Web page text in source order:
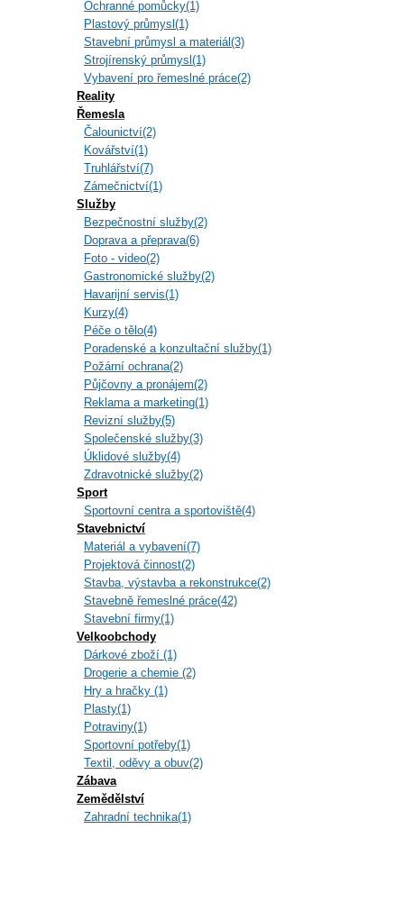
Ochranné pomůcky(1)
Plastový průmysl(1)
Stavební průmysl a materiál(3)
Strojírenský průmysl(1)
Vybavení pro řemeslné práce(2)
Reality
Řemesla
Čalounictví(2)
Kovářství(1)
Truhlářství(7)
Zámečnictví(1)
Služby
Bezpečnostní služby(2)
Doprava a přeprava(6)
Foto - video(2)
Gastronomické služby(2)
Havarijní servis(1)
Kurzy(4)
Péče o tělo(4)
Poradenské a konzultační služby(1)
Požární ochrana(2)
Půjčovny a pronájem(2)
Reklama a marketing(1)
Revizní služby(5)
Společenské služby(3)
Úklidové služby(4)
Zdravotnické služby(2)
Sport
Sportovní centra a sportoviště(4)
Stavebnictví
Materiál a vybavení(7)
Projektová činnost(2)
Stavba, výstavba a rekonstrukce(2)
Stavebně řemeslné práce(42)
Stavební firmy(1)
Velkoobchody
Dárkové zboží (1)
Drogerie a chemie (2)
Hry a hračky (1)
Plasty(1)
Potraviny(1)
Sportovní potřeby(1)
Textil, oděvy a obuv(2)
Zábava
Zemědělství
Zahradní technika(1)